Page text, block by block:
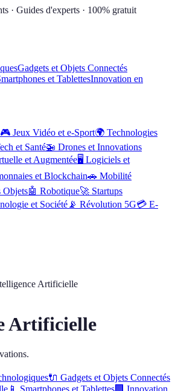
· Guides d'experts · 100% gratuit
Gadgets et Objets Connectés
et TablettesInnovation en
🎮 Jeux Vidéo et e-Sport🌍 Technologies
et Santé🚁 Drones et Innovations
et Augmentée🖥️ Logiciels et
et Blockchain🚗 Mobilité
Objets🤖 Robotique🚀 Startups
et Société 📡 Révolution 5G💳 E-
Artificielle
Artificielle
🔌 Gadgets et Objets Connectés
📱 Smartphones et Tablettes🏢 Innovation